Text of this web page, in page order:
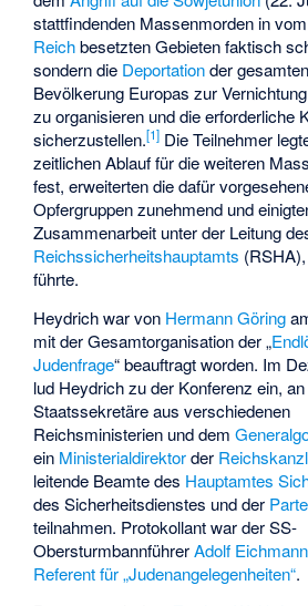
stattfindenden Massenmorden in vom
Reichbesetzten Gebieten faktisch
sondern die Deportationder
Bevölkerung Europas zur
zu organisieren und die erforderliche
sicherzustellen.[1] Die Teilnehmer
zeitlichen Ablauf für die weiteren
fest, erweiterten die dafür
Opfergruppen zunehmend und
Zusammenarbeit unter der Leitung
Reichssicherheitshauptamts
führte.
Heydrich war von Hermann Göring
mit der Gesamtorganisation der „
Judenfrage“ beauftragt worden. Im
lud Heydrich zu der Konferenz ein,
Staatssekretäre aus verschiedenen
Reichsministerien und dem
ein Ministerialdirektorder
leitende Beamte des Hauptamtes
des Sicherheitsdienstes und der
teilnahmen. Protokollant war der SS-
ObersturmbannführerAdolf Eichmann
Referent für „Judenangelegenheiten“.